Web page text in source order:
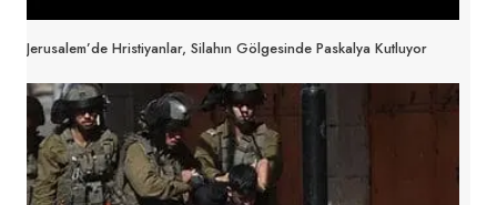
Jerusalem’de Hristiyanlar, Silahın Gölgesinde Paskalya Kutluyor